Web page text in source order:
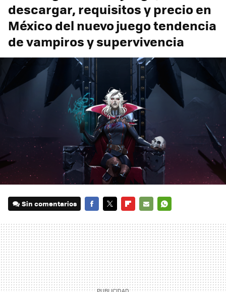
descargar, requisitos y precio en
México del nuevo juego tendencia
de vampiros y supervivencia
Sin comentarios
MAIL